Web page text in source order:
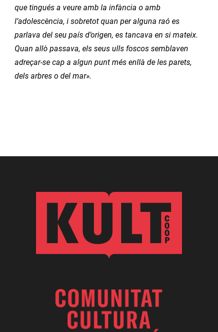
que tingués a veure amb la infància o amb
l’adolescència, i sobretot quan per alguna raó es
parlava del seu país d’origen, es tancava en si mateix.
Quan allò passava, els seus ulls foscos semblaven
adreçar-se cap a algun punt més enllà de les parets,
dels arbres o del mar».